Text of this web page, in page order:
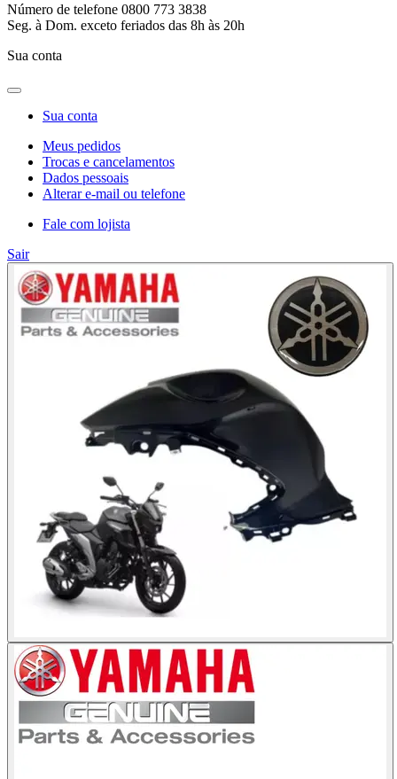
Número de telefone 0800 773 3838
Seg. à Dom. exceto feriados das 8h às 20h
Sua conta
Sua conta
Meus pedidos
Trocas e cancelamentos
Dados pessoais
Alterar e-mail ou telefone
Fale com lojista
Sair